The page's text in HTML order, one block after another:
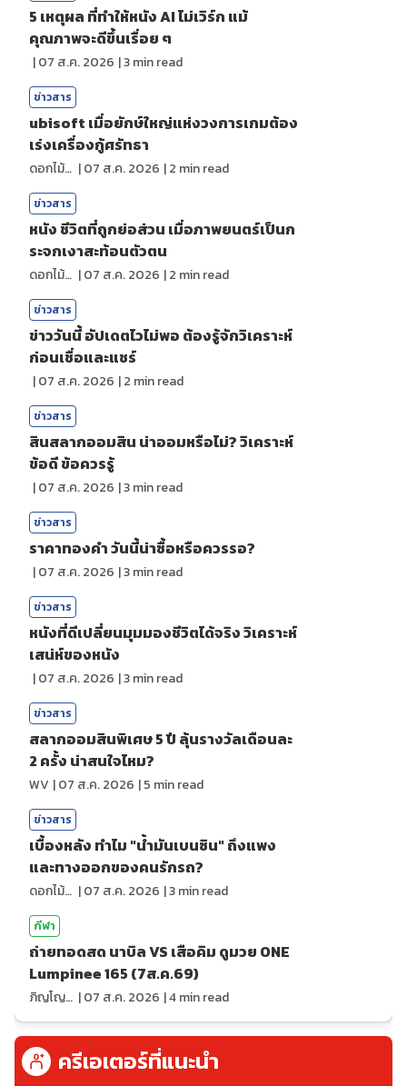
5 เหตุผล ที่ทำให้หนัง AI ไม่เวิร์ก แม้
คุณภาพจะดีขึ้นเรื่อย ๆ
|07 ส.ค. 2026 |3min read
ข่าวสาร
ubisoft เมื่อยักษ์ใหญ่แห่งวงการเกมต้อง
เร่งเครื่องกู้ศรัทธา
ดอกไม้กับสายน้ำ |07 ส.ค. 2026 |2 min read
ข่าวสาร
หนัง ชีวิตที่ถูกย่อส่วน เมื่อภาพยนตร์เป็นก
ระจกเงาสะท้อนตัวตน
ดอกไม้กับสายน้ำ |07 ส.ค. 2026 |2 min read
ข่าวสาร
ข่าววันนี้ อัปเดตไวไม่พอ ต้องรู้จักวิเคราะห์
ก่อนเชื่อและแชร์
|07 ส.ค. 2026 |2 min read
ข่าวสาร
สินสลากออมสิน น่าออมหรือไม่? วิเคราะห์
ข้อดี ข้อควรรู้
|07 ส.ค. 2026 |3min read
ข่าวสาร
ราคาทองคํา วันนี้น่าซื้อหรือควรรอ?
|07 ส.ค. 2026 |3min read
ข่าวสาร
หนังที่ดีเปลี่ยนมุมมองชีวิตได้จริง วิเคราะห์
เสน่ห์ของหนัง
|07 ส.ค. 2026 |3min read
ข่าวสาร
สลากออมสินพิเศษ 5 ปี ลุ้นรางวัลเดือนละ
2 ครั้ง น่าสนใจไหม?
WV |07 ส.ค. 2026 |5 min read
ข่าวสาร
เบื้องหลัง ทำไม "น้ำมันเบนซิน" ถึงแพง
และทางออกของคนรักรถ?
ดอกไม้กับสายน้ำ |07 ส.ค. 2026 |3min read
กีฬา
ถ่ายทอดสด นาบิล VS เสือคิม ดูมวย ONE
Lumpinee 165 (7ส.ค.69)
ภิญโญ ส่องแสง |07 ส.ค. 2026 |4min read
ครีเอเตอร์ที่แนะนำ